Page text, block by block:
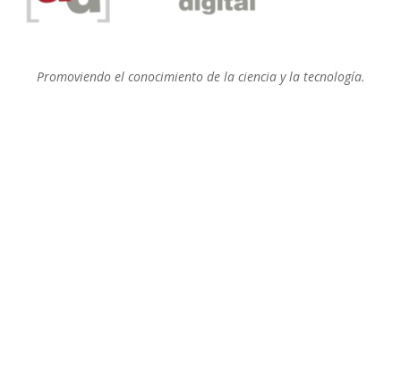
Promoviendo el conocimiento de la ciencia y la tecnología.